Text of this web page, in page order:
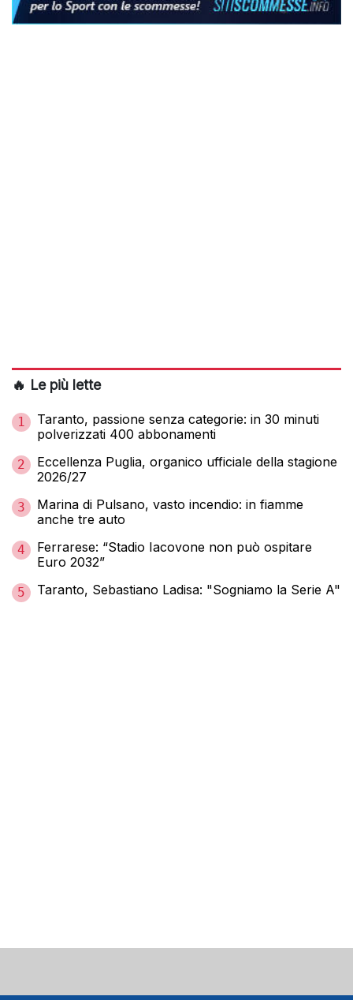
🔥 Le più lette
1
Taranto, passione senza categorie: in 30 minuti
polverizzati 400 abbonamenti
2
Eccellenza Puglia, organico ufficiale della stagione
2026/27
3
Marina di Pulsano, vasto incendio: in fiamme
anche tre auto
4
Ferrarese: “Stadio Iacovone non può ospitare
Euro 2032”
5 Taranto, Sebastiano Ladisa: "Sogniamo la Serie A"